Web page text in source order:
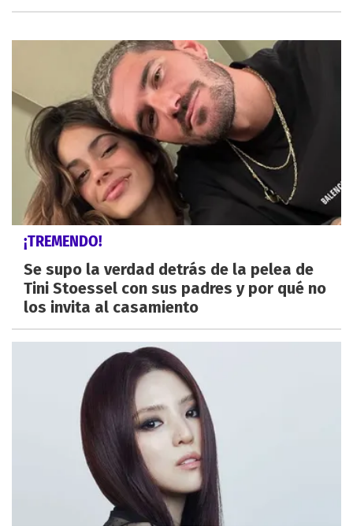
¡TREMENDO!
Se supo la verdad detrás de la pelea de
Tini Stoessel con sus padres y por qué no
los invita al casamiento